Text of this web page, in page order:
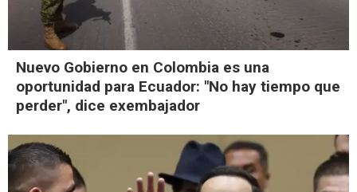
Nuevo Gobierno en Colombia es una
oportunidad para Ecuador: "No hay tiempo que
perder", dice exembajador